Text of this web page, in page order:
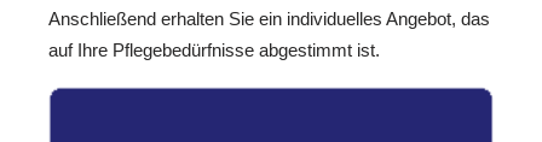
Anschließend erhalten Sie ein individuelles Angebot, das
auf Ihre Pflegebedürfnisse abgestimmt ist.